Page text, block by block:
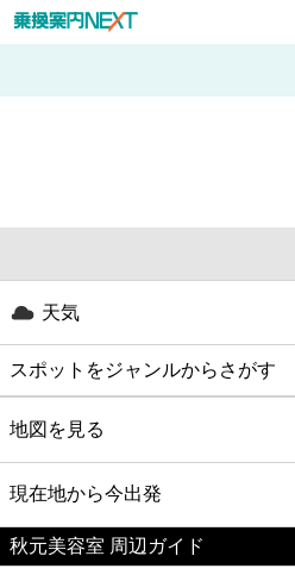
天気
スポットをジャンルからさがす
グルメ
映画
美容
地図を見る
現在地から今出発
秋元美容室 周辺ガイド